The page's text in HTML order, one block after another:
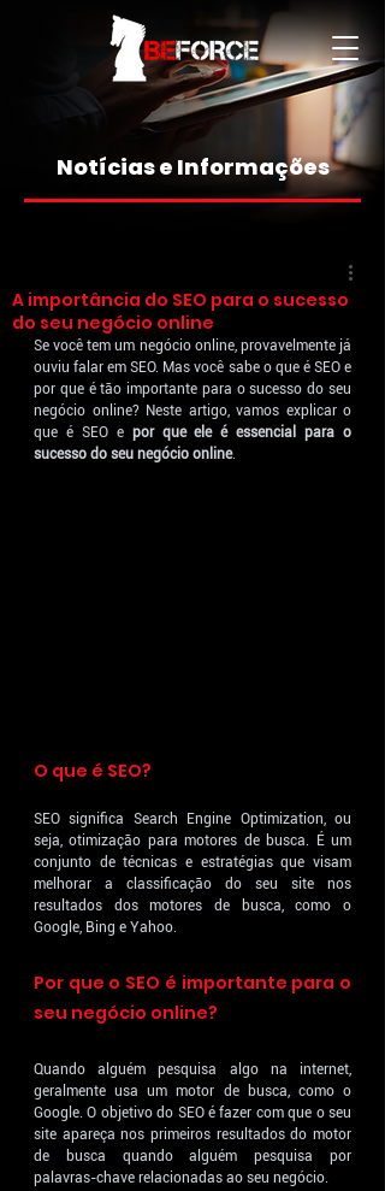
Notícias e Informações
A importância do SEO para o sucesso
do seu negócio online
Se você tem um negócio online, provavelmente já
ouviu falar em SEO. Mas você sabe o que é SEO e
por que é tão importante para o sucesso do seu
negócio online? Neste artigo, vamos explicar o
que é SEO e por que ele é essencial para o
sucesso do seu negócio online.
O que é SEO?
SEO significa Search Engine Optimization, ou
seja, otimização para motores de busca. É um
conjunto de técnicas e estratégias que visam
melhorar a classificação do seu site nos
resultados dos motores de busca, como o
Google, Bing e Yahoo.
Por que o SEO é importante para o
seu negócio online?
Quando alguém pesquisa algo na internet,
geralmente usa um motor de busca, como o
Google. O objetivo do SEO é fazer com que o seu
site apareça nos primeiros resultados do motor
de busca quando alguém pesquisa por
palavras-chave relacionadas ao seu negócio.